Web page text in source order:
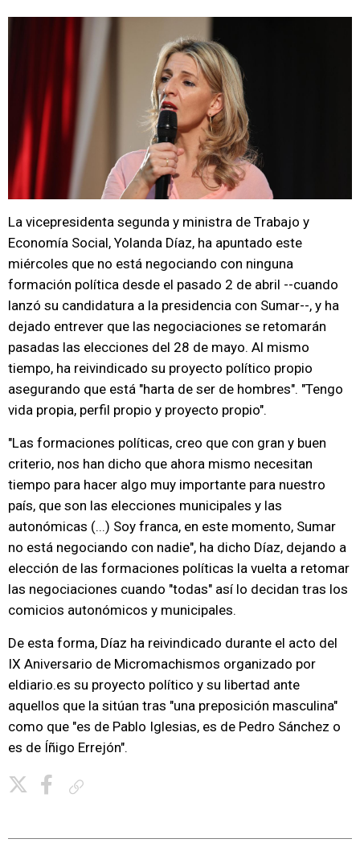
La vicepresidenta segunda y ministra de Trabajo y
Economía Social, Yolanda Díaz, ha apuntado este
miércoles que no está negociando con ninguna
formación política desde el pasado 2 de abril --cuando
lanzó su candidatura a la presidencia con Sumar--, y ha
dejado entrever que las negociaciones se retomarán
pasadas las elecciones del 28 de mayo. Al mismo
tiempo, ha reivindicado su proyecto político propio
asegurando que está "harta de ser de hombres". "Tengo
vida propia, perfil propio y proyecto propio".
"Las formaciones políticas, creo que con gran y buen
criterio, nos han dicho que ahora mismo necesitan
tiempo para hacer algo muy importante para nuestro
país, que son las elecciones municipales y las
autonómicas (...) Soy franca, en este momento, Sumar
no está negociando con nadie", ha dicho Díaz, dejando a
elección de las formaciones políticas la vuelta a retomar
las negociaciones cuando "todas" así lo decidan tras los
comicios autonómicos y municipales.
De esta forma, Díaz ha reivindicado durante el acto del
IX Aniversario de Micromachismos organizado por
eldiario.es su proyecto político y su libertad ante
aquellos que la sitúan tras "una preposición masculina"
como que "es de Pablo Iglesias, es de Pedro Sánchez o
es de Íñigo Errejón".